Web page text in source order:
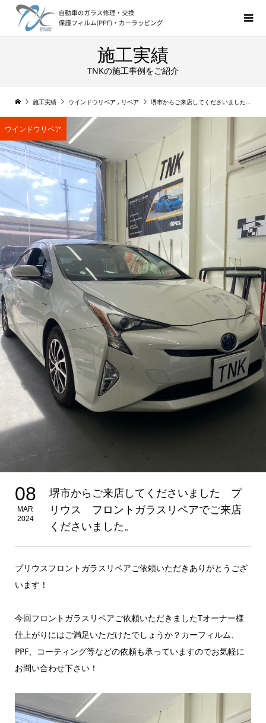
施工実績
TNKの施工事例をご紹介
施工実績 ウインドウリペア , リペア 堺市からご来店してくださいました プリウス フロントガラスリペアでご来店くださいました。
ウインドウリペア
08
MAR
2024
堺市からご来店してくださいました プ
リウス フロントガラスリペアでご来店
くださいました。
プリウスフロントガラスリペアご依頼いただきありがとうござ
います ！
今回フロントガラスリペアご依頼いただきましたTオーナー様
仕上がりにはご満足いただけたでしょうか？カーフィルム、
PPF、コーティング等などの依頼も承っていますのでお気軽に
お問い合わせ下さい！